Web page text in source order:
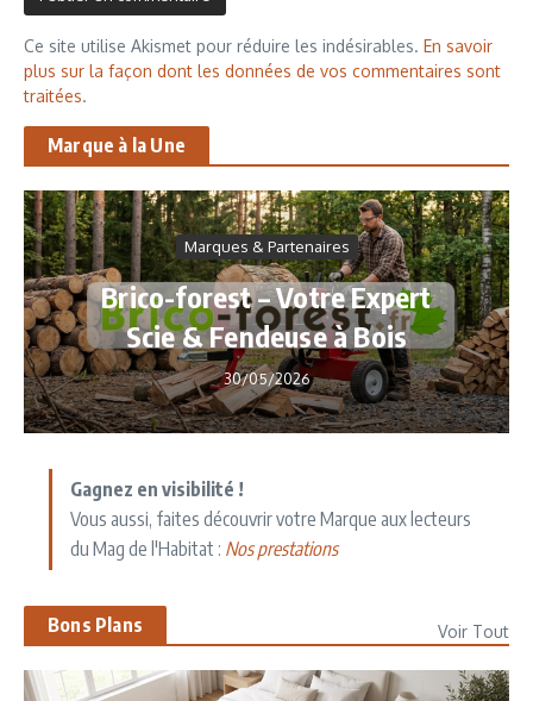
Ce site utilise Akismet pour réduire les indésirables. En savoir
plus sur la façon dont les données de vos commentaires sont
traitées.
Marque à la Une
Marques & Partenaires
Brico-forest – Votre Expert
Scie & Fendeuse à Bois
30/05/2026
Gagnez en visibilité !
Vous aussi, faites découvrir votre Marque aux lecteurs
du Mag de l'Habitat : Nos prestations
Bons Plans Voir Tout